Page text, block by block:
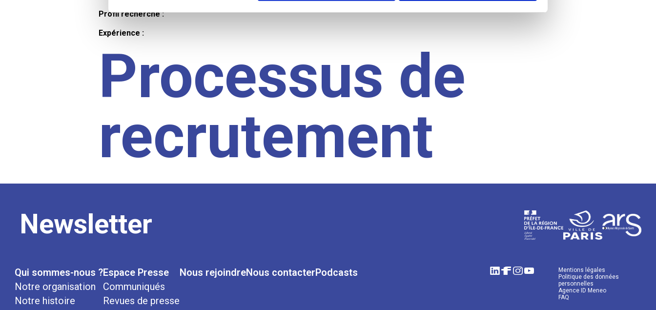
Profil recherché :
Expérience :
Processus de
recrutement
Newsletter
Qui sommes-nous ?
Notre organisation
Notre histoire
Espace Presse
Communiqués
Revues de presse
Nous rejoindreNous contacterPodcasts
Mentions légales
Politique des données
personnelles
Agence ID Meneo
FAQ